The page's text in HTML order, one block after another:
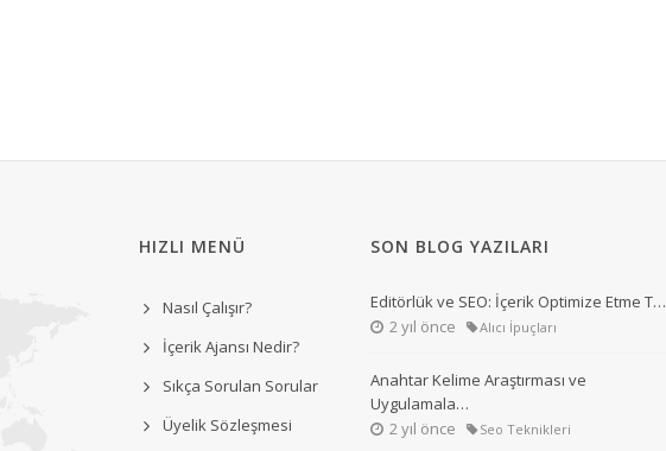
HIZLI MENÜ
Nasıl Çalışır?
İçerik Ajansı Nedir?
Sıkça Sorulan Sorular
Üyelik Sözleşmesi
SON BLOG YAZILARI
Editörlük ve SEO: İçerik Optimize Etme T…
2 yıl önce
Alıcı İpuçları
Anahtar Kelime Araştırması ve
Uygulamala…
2 yıl önce
Seo Teknikleri